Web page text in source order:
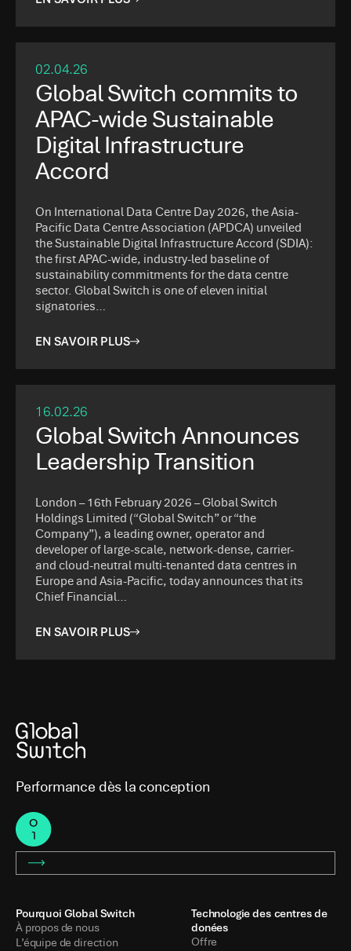
02.04.26
Global Switch commits to
APAC-wide Sustainable
Digital Infrastructure
Accord
On International Data Centre Day 2026, the Asia-
Pacific Data Centre Association (APDCA) unveiled
the Sustainable Digital Infrastructure Accord (SDIA):
the first APAC-wide, industry-led baseline of
sustainability commitments for the data centre
sector. Global Switch is one of eleven initial
signatories…
EN SAVOIR PLUS
16.02.26
Global Switch Announces
Leadership Transition
London – 16th February 2026 – Global Switch
Holdings Limited (“Global Switch” or “the
Company”), a leading owner, operator and
developer of large-scale, network-dense, carrier-
and cloud-neutral multi-tenanted data centres in
Europe and Asia-Pacific, today announces that its
Chief Financial…
EN SAVOIR PLUS
Performance dès la conception
Pourquoi Global Switch
À propos de nous
L’équipe de direction
Technologie des centres de
donées
Offre